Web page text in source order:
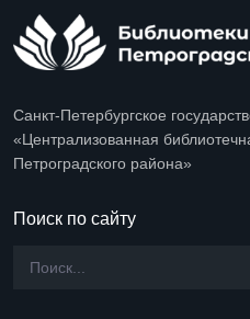
Санкт-Петербургское
«Централизованная
Петроградского района»
Поиск по сайту